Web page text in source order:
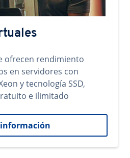
ofrecen rendimiento
en servidores con
y tecnología SSD,
e ilimitado